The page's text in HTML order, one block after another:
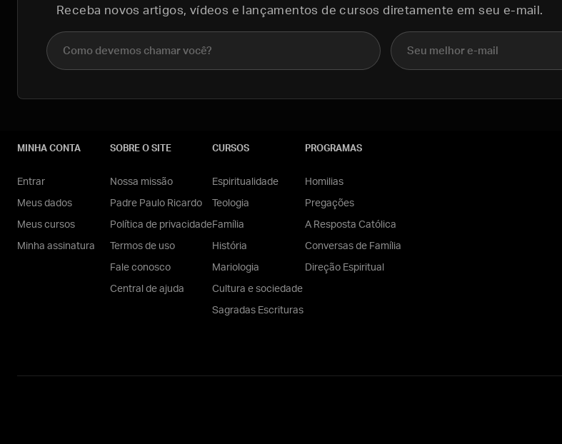
Receba novos artigos, vídeos e lançamentos de cursos diretamente em seu e-mail.
Nome completo E-mail
MINHA CONTA
Entrar
Meus dados
Meus cursos
Minha assinatura
SOBRE O SITE
Nossa missão
Padre Paulo Ricardo
Política de privacidade
Termos de uso
Fale conosco
Central de ajuda
CURSOS
Espiritualidade
Teologia
Família
História
Mariologia
Cultura e sociedade
Sagradas Escrituras
PROGRAMAS
Homilias
Pregações
A Resposta Católica
Conversas de Família
Direção Espiritual